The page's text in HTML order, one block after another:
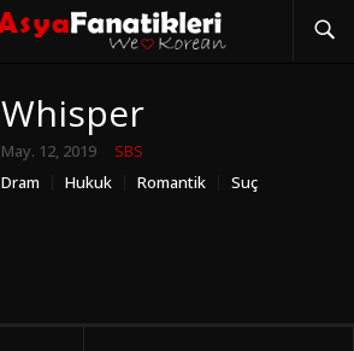
Whisper
May. 12, 2019
SBS
Dram
Hukuk Romantik Suç